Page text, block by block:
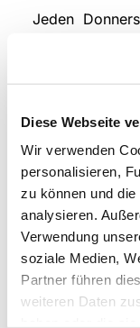
Diese Webseite
Wir verwenden
personalisieren,
zu können und
analysieren.
Verwendung
soziale Medien,
Partner führen
weiteren Daten
Jeden
Die Gruppe